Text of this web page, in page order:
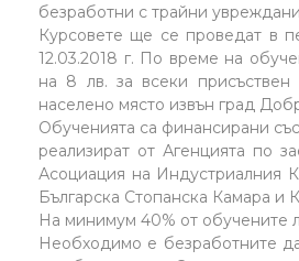
безработни с трайни
Курсовете ще се проведат в
12.03.2018 г. По време на
на 8 лв. за всеки
населено място извън град
Обученията са финансирани
реализират от Агенцията по
Асоциация на Индустриалния
Българска Стопанска Камара и
На минимум 40% от обучените
Необходимо е безработните